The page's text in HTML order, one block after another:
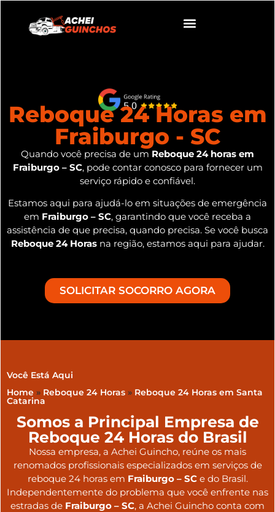
Reboque 24 Horas em
Fraiburgo - SC
Quando você precisa de um Reboque 24 horas em
Fraiburgo – SC, pode contar conosco para fornecer um
serviço rápido e confiável.
Estamos aqui para ajudá-lo em situações de emergência
em Fraiburgo – SC, garantindo que você receba a
assistência de que precisa, quando precisa. Se você busca
Reboque 24 Horasna região, estamos aqui para ajudar.
SOLICITAR SOCORRO AGORA
Você Está Aqui
Home » Reboque 24 Horas » Reboque 24 Horas em Santa
Catarina
Somos a Principal Empresa de
Reboque 24 Horas do Brasil
Nossa empresa, a Achei Guincho, reúne os mais
renomados profissionais especializados em serviços de
reboque 24 horas em Fraiburgo – SCe do Brasil.
Independentemente do problema que você enfrente nas
estradas de Fraiburgo – SC, a Achei Guincho conta com